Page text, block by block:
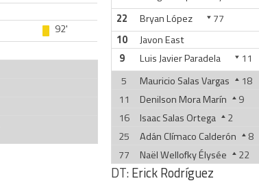
92'
22
Bryan López 77
10
Javon East
9
Luis Javier Paradela 11
5
Mauricio Salas Vargas
18
11
Denilson Mora Marín
9
16
Isaac Salas Ortega
2
25
Adán Clímaco Calderón
8
77
Naël Wellofky Élysée 22
DT:Erick Rodríguez